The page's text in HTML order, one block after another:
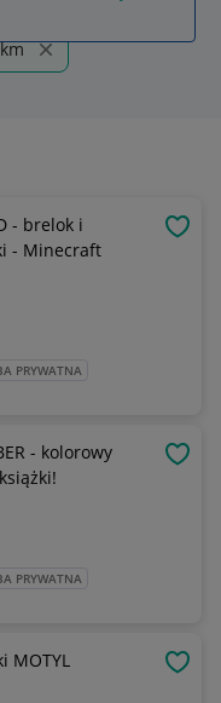
- brelok i
- Minecraft
PRYWATNA
- kolorowy
PRYWATNA
MOTYL